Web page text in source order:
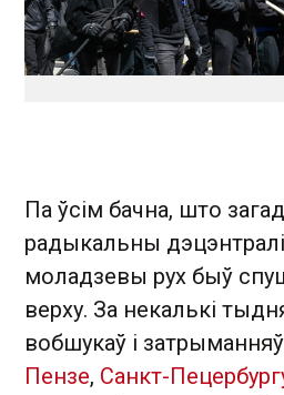
Па ўсім бачна, што
радыкальны
моладзевы рух быў
верху. За некалькі
вобшукаў і
Пензе, Санкт-